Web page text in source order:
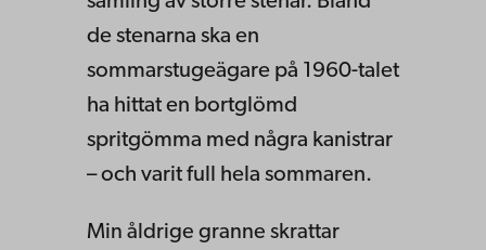
de stenarna ska en
sommarstugeägare på 1960-talet
ha hittat en bortglömd
spritgömma med några kanistrar
– och varit full hela sommaren.
Min åldrige granne skrattar